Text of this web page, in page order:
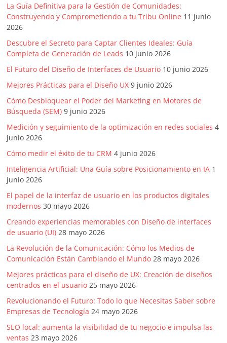
La Guía Definitiva para la Gestión de Comunidades:
Construyendo y Comprometiendo a tu Tribu Online 11 junio
2026
Descubre el Secreto para Captar Clientes Ideales: Guía
Completa de Generación de Leads 10 junio 2026
El Futuro del Diseño de Interfaces de Usuario 10 junio 2026
Mejores Prácticas para el Diseño UX 9 junio 2026
Cómo Desbloquear el Poder del Marketing en Motores de
Búsqueda (SEM) 9 junio 2026
Medición y seguimiento de la optimización en redes sociales 4
junio 2026
Cómo medir el éxito de tu CRM 4 junio 2026
Inteligencia Artificial: Una Guía sobre Posicionamiento en IA 1
junio 2026
El papel de la interfaz de usuario en los productos digitales
modernos 30 mayo 2026
Creando experiencias memorables con Diseño de interfaces
de usuario (UI) 28 mayo 2026
La Revolución de la Comunicación: Cómo los Medios de
Comunicación Están Cambiando el Mundo 28 mayo 2026
Mejores prácticas para el diseño de UX: Creación de diseños
centrados en el usuario 25 mayo 2026
Revolucionando el Futuro: Todo lo que Necesitas Saber sobre
Empresas de Tecnología 24 mayo 2026
SEO local: aumenta la visibilidad de tu negocio e impulsa las
ventas 23 mayo 2026